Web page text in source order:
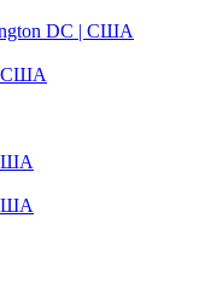
DC | США
США